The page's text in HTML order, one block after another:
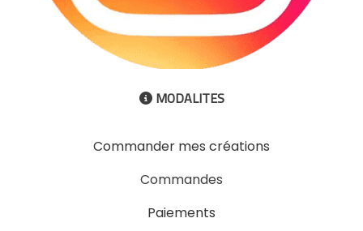
 MODALITES
Commander mes créations
Commandes
Paiements